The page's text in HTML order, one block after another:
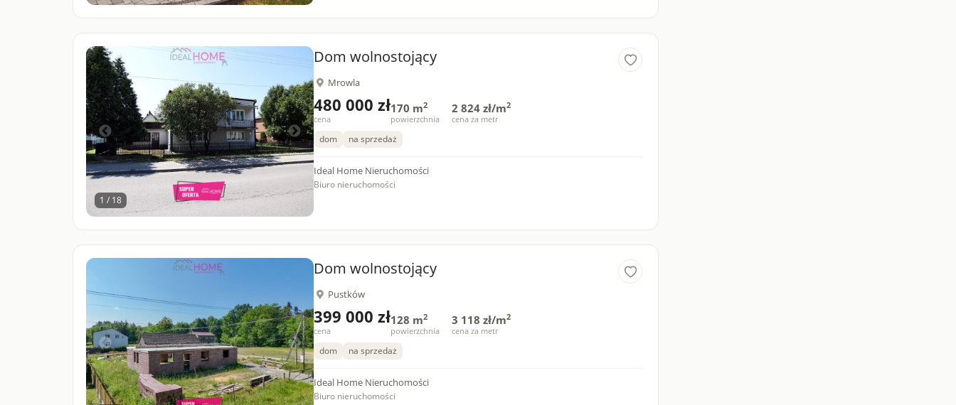
1 / 18
Dom wolnostojący
Mrowla
480 000 zł
cena
170 m2
powierzchnia
2 824 zł/m2
cena za metr
dom na sprzedaż
Ideal Home Nieruchomości
Biuro nieruchomości
Dom wolnostojący
Pustków
399 000 zł
cena
128 m2
powierzchnia
3 118 zł/m2
cena za metr
dom na sprzedaż
Ideal Home Nieruchomości
Biuro nieruchomości